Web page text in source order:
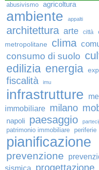
abusivismo agricoltura
ambiente appalti
architettura arte città
metropolitane
clima
consumo di suolo
edilizia energia
fiscalità imu
infrastrutture
immobiliare milano
napoli paesaggio
patrimonio immobiliare periferie
pianificazione
prevenzione
sismica
progettazione